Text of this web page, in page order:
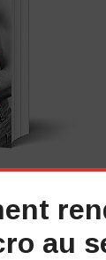
à tout
au